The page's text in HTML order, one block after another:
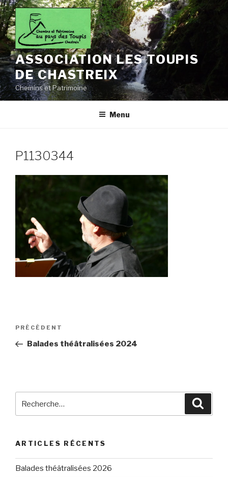
Aller
au
contenu
principal
ASSOCIATION LES TOUPIS
DE CHASTREIX
Chemins et Patrimoine
Menu
P1130344
Navigation
l’article
Article
précédent
PRÉCÉDENT
Balades théâtralisées 2024
ARTICLES RÉCENTS
Balades théâtralisées 2026